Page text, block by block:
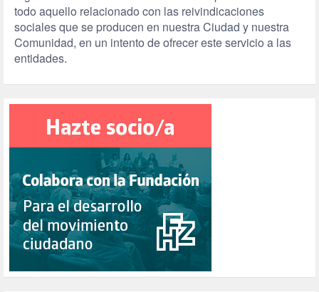
todo aquello relacionado con las reivindicaciones
sociales que se producen en nuestra Ciudad y nuestra
Comunidad, en un intento de ofrecer este servicio a las
entidades.